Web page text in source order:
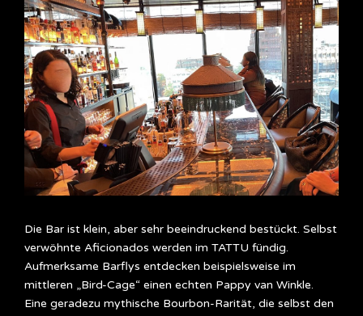
Die Bar ist klein, aber sehr beeindruckend bestückt. Selbst
verwöhnte Aficionados werden im TATTU fündig.
Aufmerksame Barflys entdecken beispielsweise im
mittleren „Bird-Cage“ einen echten Pappy van Winkle.
Eine geradezu mythische Bourbon-Rarität, die selbst den